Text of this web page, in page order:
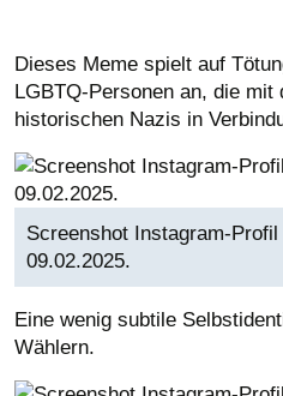
Dieses Meme spielt auf
LGBTQ-Personen an, die mit
historischen Nazis in
Screenshot Instagram-Profil
09.02.2025.
Eine wenig subtile
Wählern.